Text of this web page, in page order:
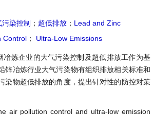
污染控制 ； 超低排放 ； Lead and Zinc
Control ； Ultra-Low Emissions
冶炼企业的大气污染控制及超低排放工作为基
锌冶炼行业大气污染物有组织排放相关标准和
染物超低排放的角度，提出针对性的防控对策
air pollution control and ultra-low emission